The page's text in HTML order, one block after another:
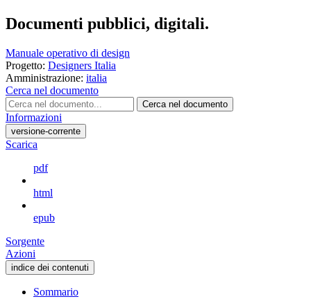
Documenti pubblici, digitali.
Manuale operativo di design
Progetto: Designers Italia
Amministrazione: italia
Cerca nel documento
Cerca nel documento
Informazioni
versione-corrente
Scarica
pdf
html
epub
Sorgente
Azioni
indice dei contenuti
Sommario